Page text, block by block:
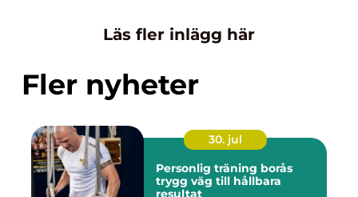
Läs fler inlägg här
Fler nyheter
30. jul
Personlig träning borås
trygg väg till hållbara
resultat